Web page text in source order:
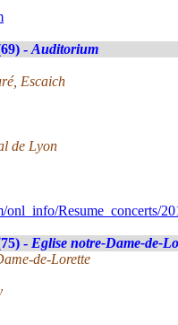
- Auditorium
Escaich
de Lyon
Resume_concerts/
- Eglise notre-Dame-de-
de-Lorette